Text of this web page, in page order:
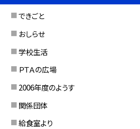
できごと
おしらせ
学校生活
ＰＴＡの広場
2006年度のようす
関係団体
給食室より